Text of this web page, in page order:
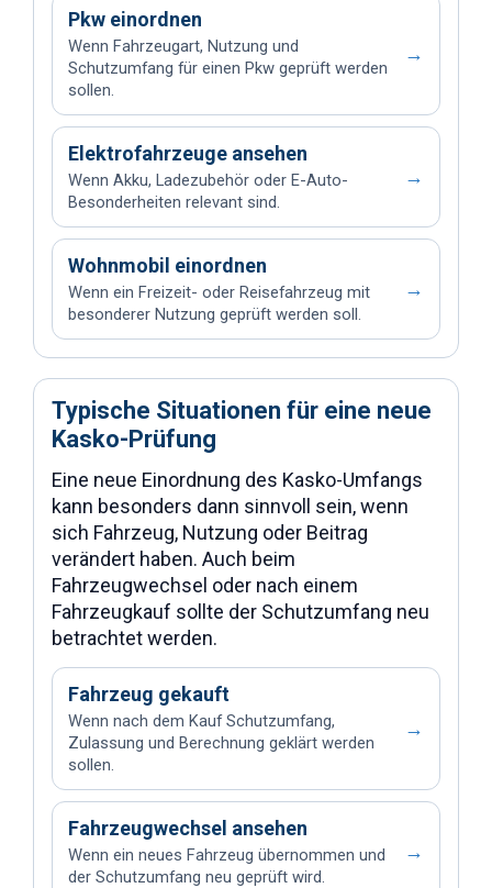
Pkw einordnen
Wenn Fahrzeugart, Nutzung und
Schutzumfang für einen Pkw geprüft werden
sollen.
→
Elektrofahrzeuge ansehen
Wenn Akku, Ladezubehör oder E-Auto-
Besonderheiten relevant sind.
→
Wohnmobil einordnen
Wenn ein Freizeit- oder Reisefahrzeug mit
besonderer Nutzung geprüft werden soll.
→
Typische Situationen für eine neue
Kasko-Prüfung
Eine neue Einordnung des Kasko-Umfangs
kann besonders dann sinnvoll sein, wenn
sich Fahrzeug, Nutzung oder Beitrag
verändert haben. Auch beim
Fahrzeugwechsel oder nach einem
Fahrzeugkauf sollte der Schutzumfang neu
betrachtet werden.
Fahrzeug gekauft
Wenn nach dem Kauf Schutzumfang,
Zulassung und Berechnung geklärt werden
sollen.
→
Fahrzeugwechsel ansehen
Wenn ein neues Fahrzeug übernommen und
der Schutzumfang neu geprüft wird.
→